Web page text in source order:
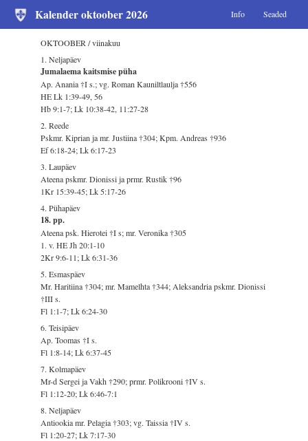
Kalender oktoober 2026 Info Seaded
OKTOOBER / viinakuu
1. Neljapäev
Jumalaema kaitsmise püha
Ap. Anania †I s.; vg. Roman Kauniltlaulja †556
HE Lk 1:39-49, 56
Hb 9:1-7; Lk 10:38-42, 11:27-28
2. Reede
Pskmr. Kiprian ja mr. Justiina †304; Kpm. Andreas †936
Ef 6:18-24; Lk 6:17-23
3. Laupäev
Ateena pskmr. Dionissi ja prmr. Rustik †96
1Kr 15:39-45; Lk 5:17-26
4. Pühapäev
18. pp.
Ateena psk. Hierotei †I s; mr. Veronika †305
1. v. HE Jh 20:1-10
2Kr 9:6-11; Lk 6:31-36
5. Esmaspäev
Mr. Haritiina †304; mr. Mamelhta †344; Aleksandria pskmr. Dionissi
†III s.
Fl 1:1-7; Lk 6:24-30
6. Teisipäev
Ap. Toomas †I s.
Fl 1:8-14; Lk 6:37-45
7. Kolmapäev
Mr-d Sergei ja Vakh †290; prmr. Polikrooni †IV s.
Fl 1:12-20; Lk 6:46-7:1
8. Neljapäev
Antiookia mr. Pelagia †303; vg. Taissia †IV s.
Fl 1:20-27; Lk 7:17-30